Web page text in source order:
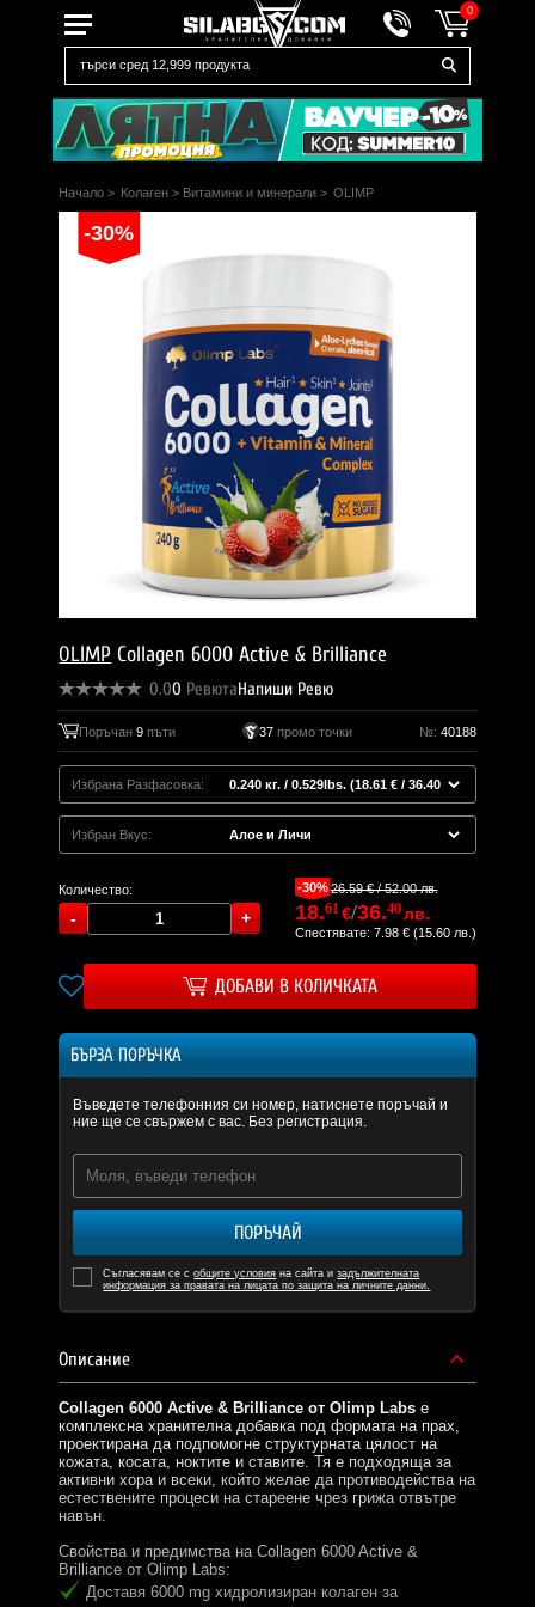
0
Начало > Колаген > Витамини и минерали > OLIMP
-30%
OLIMP Collagen 6000 Active & Brilliance
0.00 РевютаНапиши Ревю
Поръчан9 пъти 37промо точки №: 40188
Избрана Разфасовка:
Избран Вкус:
Количество: -30%26.59 € / 52.00 лв.
18.61 €/36.40лв.
Спестявате: 7.98 € (15.60 лв.)
ДОБАВИ В КОЛИЧКАТА
БЪРЗА ПОРЪЧКА
Въведете телефонния си номер, натиснете поръчай и
ние ще се свържем с вас. Без регистрация.
ПОРЪЧАЙ
Съгласявам се собщите условия на сайта изадължителната
информация за правата на лицата по защита на личните данни.
Описание
Collagen 6000 Active & Brilliance от Olimp Labs е
комплексна хранителна добавка под формата на прах,
проектирана да подпомогне структурната цялост на
кожата, косата, ноктите и ставите. Тя е подходяща за
активни хора и всеки, който желае да противодейства на
естествените процеси на стареене чрез грижа отвътре
навън.
Свойства и предимства на Collagen 6000 Active &
Brilliance от Olimp Labs:
Доставя 6000 mg хидролизиран колаген за